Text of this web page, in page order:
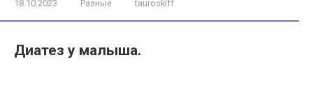
18.10.2023 Разные tauroskiff
Диатез у малыша.